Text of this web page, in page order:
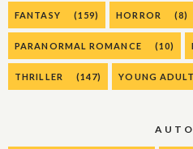
FANTASY (159) HORROR (8)
PARANORMAL ROMANCE (10)
THRILLER (147) YOUNG ADULT